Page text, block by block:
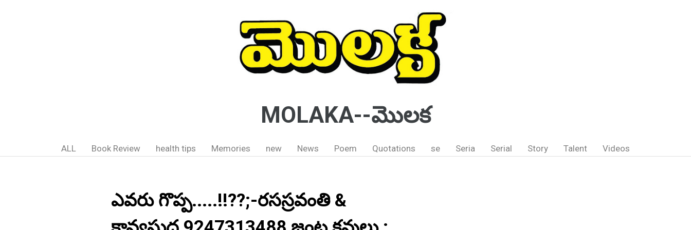
MOLAKA--మొలక
ALL Book Review health tips Memories new News Poem Quotations se Seria Serial Story Talent Videos
ఎవరు గొప్ప.....!!??;-రసస్రవంతి &